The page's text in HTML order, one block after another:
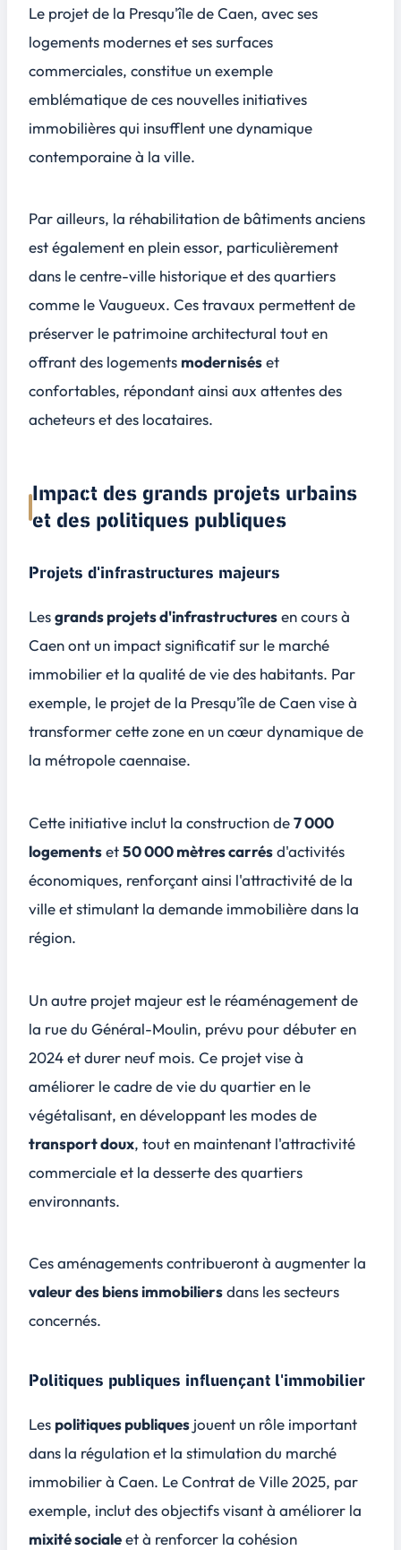
Le projet de la Presqu'île de Caen, avec ses
logements modernes et ses surfaces
commerciales, constitue un exemple
emblématique de ces nouvelles initiatives
immobilières qui insufflent une dynamique
contemporaine à la ville.
Par ailleurs, la réhabilitation de bâtiments anciens
est également en plein essor, particulièrement
dans le centre-ville historique et des quartiers
comme leVaugueux. Ces travaux permettent de
préserver le patrimoine architectural tout en
offrant des logements moderniséset
confortables, répondant ainsi aux attentes des
acheteurs et des locataires.
Impact des grands projets urbains
et des politiques publiques
Projets d'infrastructures majeurs
Lesgrands projets d'infrastructuresen cours à
Caen ont un impact significatif sur le marché
immobilier et la qualité de vie des habitants. Par
exemple, le projet de la Presqu'île de Caenvise à
transformer cette zone en un cœur dynamique de
la métropole caennaise.
Cette initiative inclut la construction de7 000
logementset50 000 mètres carrésd'activités
économiques, renforçant ainsi l'attractivité de la
ville et stimulant la demande immobilière dans la
région.
Un autre projet majeur est le réaménagement de
la rue du Général-Moulin, prévu pour débuter en
2024 et durer neuf mois. Ce projet vise à
améliorer le cadre de vie du quartier en le
végétalisant, en développant les modes de
transport doux, tout en maintenant l'attractivité
commerciale et la desserte des quartiers
environnants.
Ces aménagements contribueront à augmenter la
valeur des biens immobiliersdans les secteurs
concernés.
Politiques publiques influençant l'immobilier
Les politiques publiques jouent un rôle important
dans la régulation et la stimulation du marché
immobilier à Caen. LeContrat de Ville 2025, par
exemple, inclut des objectifs visant à améliorer la
mixité socialeet à renforcer la cohésion